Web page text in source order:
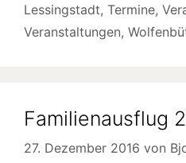
Lessingstadt, Termine,
Veranstaltungen,
Familienausflug
27. Dezember 2016 von